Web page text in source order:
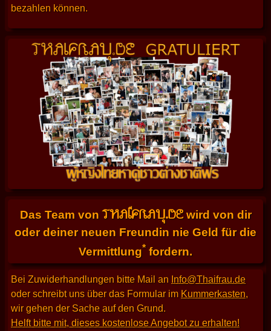
bezahlen können.
Das Team vonTHAIFRAU.DEwird von dir
oder deiner neuen Freundin nie Geld für die
Vermittlung* fordern.
Bei Zuwiderhandlungen bitte Mail an Info@Thaifrau.de
oder schreibt uns über das Formular im Kummerkasten,
wir gehen der Sache auf den Grund.
Helft bitte mit, dieses kostenlose Angebot zu erhalten!